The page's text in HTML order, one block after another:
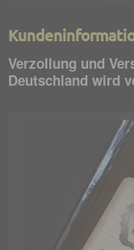
Verzollung und
Deutschland wird